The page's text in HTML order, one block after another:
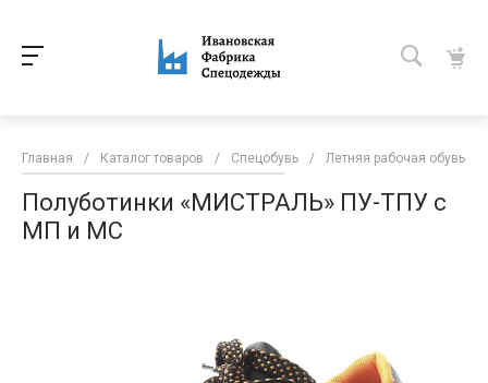
Главная / Каталог товаров / Спецобувь / Летняя рабочая обувь
Полуботинки «МИСТРАЛЬ» ПУ-ТПУ с
МП и МС